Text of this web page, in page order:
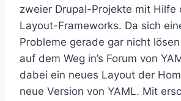
zweier Drupal-Projekte mit Hilfe
Layout-Frameworks. Da sich
Probleme gerade gar nicht
auf dem Weg in’s Forum von
dabei ein neues Layout der
neue Version von YAML. Mit